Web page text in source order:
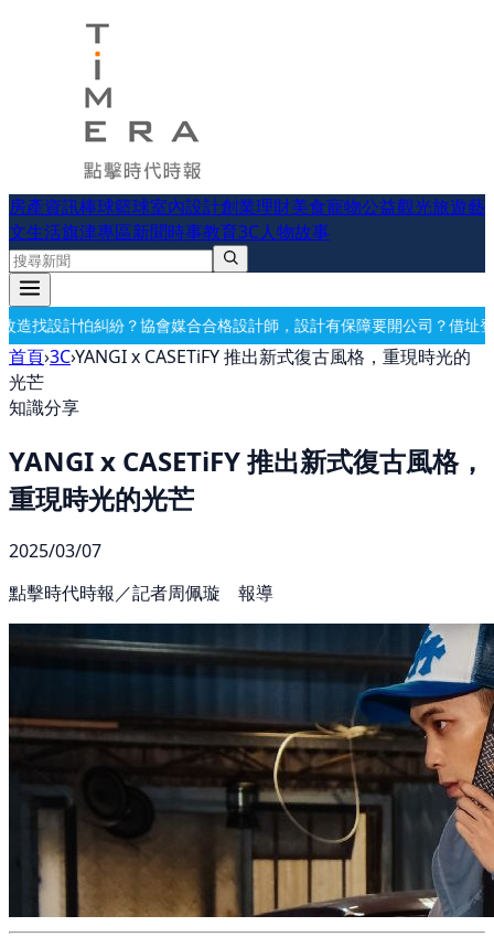
房產資訊棒球籃球室內設計創業理財美食寵物公益觀光旅遊藝
文生活旗津專區新聞時事教育3C人物故事
設計師，設計有保障要開公司？借址登記・公司設立・工商登記一次
首頁›3C›YANGI x CASETiFY 推出新式復古風格，重現時光的
光芒
知識分享
YANGI x CASETiFY 推出新式復古風格，
重現時光的光芒
2025/03/07
點擊時代時報／記者周佩璇 報導